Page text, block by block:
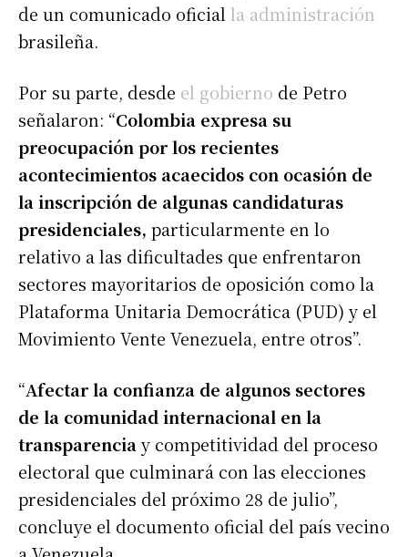
de un comunicado oficial la administración
brasileña.
Por su parte, desde el gobierno de Petro
señalaron: “Colombia expresa su
preocupación por los recientes
acontecimientos acaecidos con ocasión de
la inscripción de algunas candidaturas
presidenciales, particularmente en lo
relativo a las dificultades que enfrentaron
sectores mayoritarios de oposición como la
Plataforma Unitaria Democrática (PUD) y el
Movimiento Vente Venezuela, entre otros”.
“Afectar la confianza de algunos sectores
de la comunidad internacional en la
transparenciay competitividad del proceso
electoral que culminará con las elecciones
presidenciales del próximo 28 de julio”,
concluye el documento oficial del país vecino